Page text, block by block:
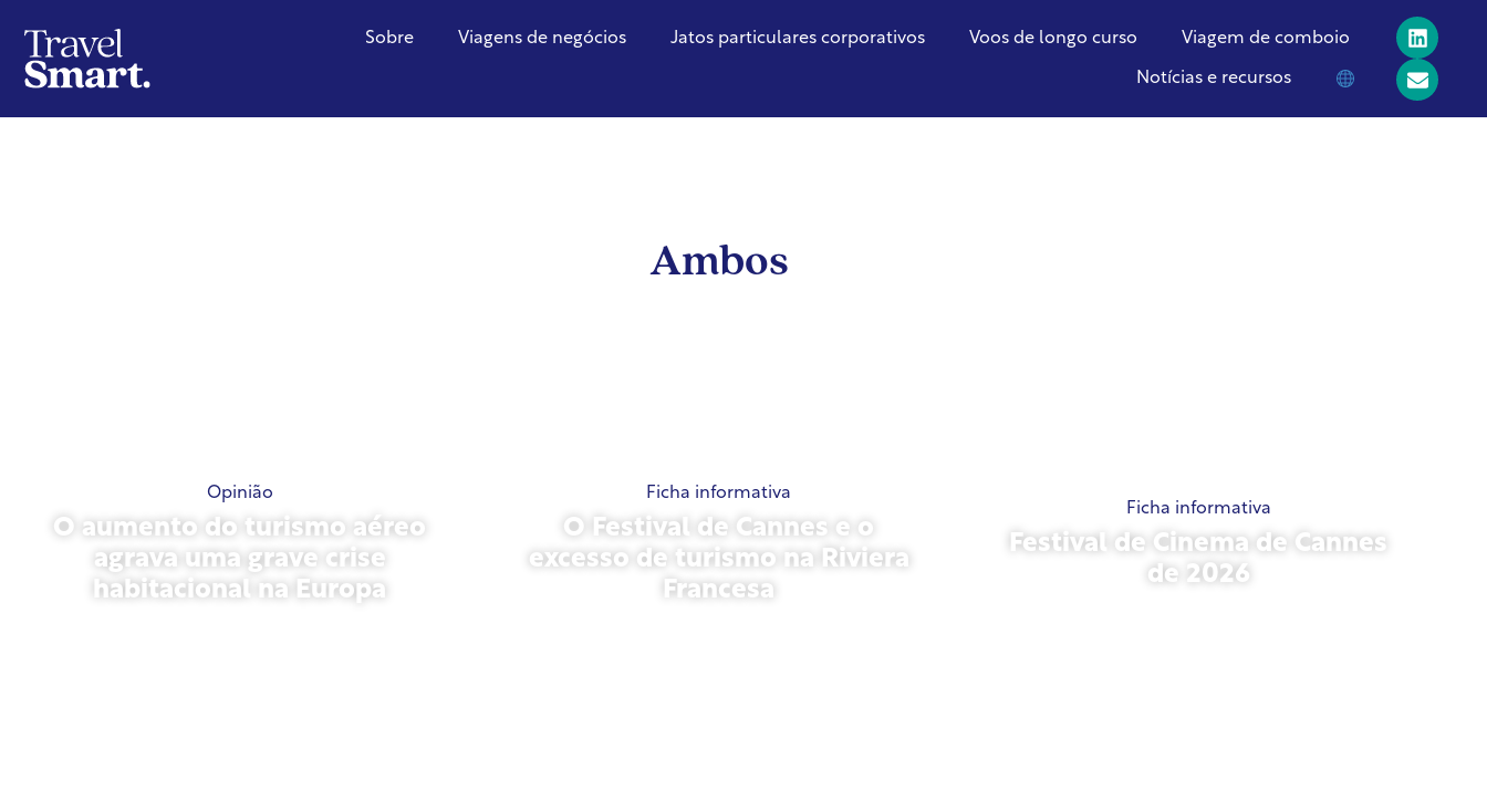
Sobre Viagens de negócios Jatos particulares corporativos Voos de longo curso Viagem de comboio
Notícias e recursos
Ambos
Opinião
O aumento do turismo aéreo
agrava uma grave crise
habitacional na Europa
Ficha informativa
O Festival de Cannes e o
excesso de turismo na Riviera
Francesa
Ficha informativa
Festival de Cinema de Cannes
de 2026